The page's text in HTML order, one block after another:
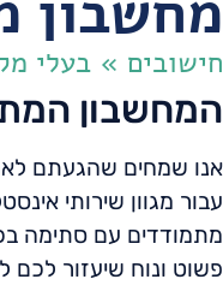
חישובים » בעלי
המחשבון
אנו שמחים שהגעתם
עבור מגוון שירותי
מתמודדים עם סתימה
פשוט ונוח שיעזור לכם